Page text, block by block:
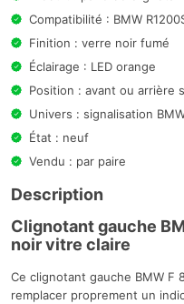
Compatibilité : BMW
Finition : verre noir fumé
Éclairage : LED orange
Position : avant ou arrière
Univers : signalisation
État : neuf
Vendu : par paire
Description
Clignotant gauche
noir vitre claire
Ce clignotant gauche BMW F
remplacer proprement un